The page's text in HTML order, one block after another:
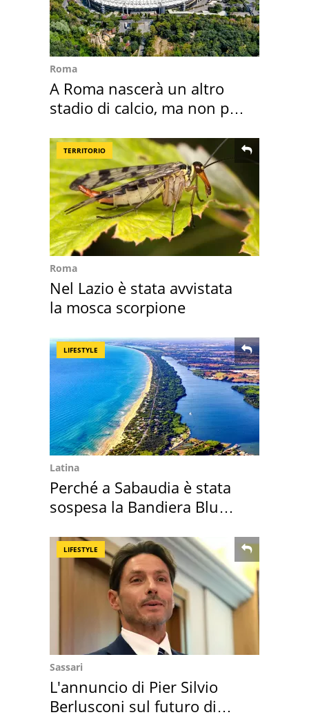
Roma
A Roma nascerà un altro
stadio di calcio, ma non per
TERRITORIO
Roma
Nel Lazio è stata avvistata
la mosca scorpione
LIFESTYLE
Latina
Perché a Sabaudia è stata
sospesa la Bandiera Blu
LIFESTYLE
Sassari
L'annuncio di Pier Silvio
Berlusconi sul futuro di